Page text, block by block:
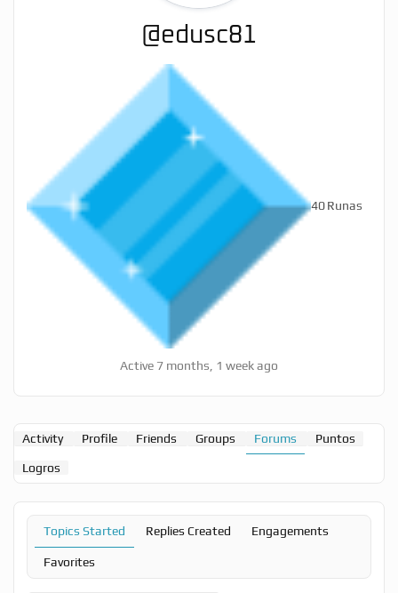
@edusc81
40Runas
Active 7 months, 1 week ago
Activity Profile Friends Groups Forums Puntos
Logros
Topics Started Replies Created Engagements
Favorites